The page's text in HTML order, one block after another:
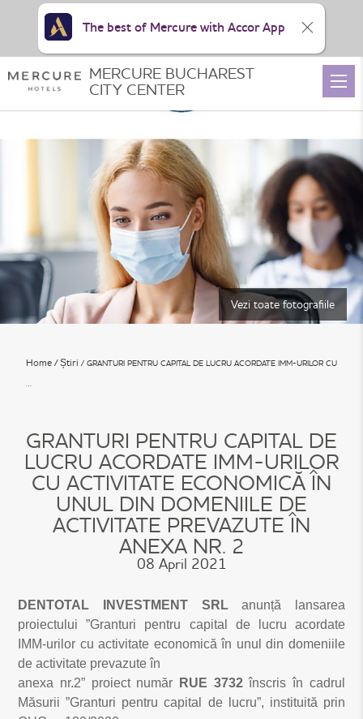
Vezi toate fotografiile
Home Știri
GRANTURI PENTRU CAPITAL DE LUCRU ACORDATE IMM-URILOR CU
…
GRANTURI PENTRU CAPITAL DE
LUCRU ACORDATE IMM-URILOR
CU ACTIVITATE ECONOMICĂ ÎN
UNUL DIN DOMENIILE DE
ACTIVITATE PREVAZUTE ÎN
ANEXA NR. 2
08 April 2021
DENTOTAL INVESTMENT SRLanunță lansarea
proiectului ”Granturi pentru capital de lucru acordate
IMM-urilor cu activitate economică în unul din domeniile
de activitate prevazute în
anexa nr.2” proiect număr
RUE 3732înscris în cadrul
Măsurii ”Granturi pentru capital de lucru”, instituită prin
MERCURE BUCHAREST
CITY CENTER
The best of Mercure with Accor App